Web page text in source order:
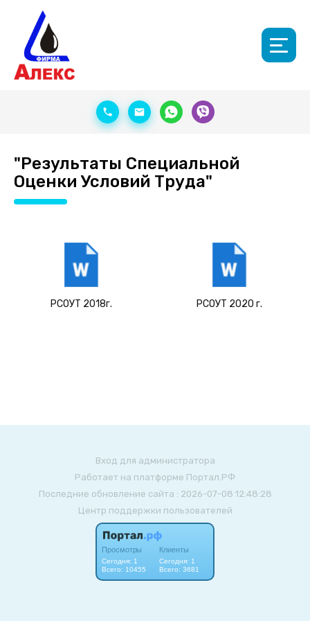
"Результаты Специальной
Оценки Условий Труда"
РСОУТ 2018г. РСОУТ 2020 г.
Вход для администратора
Работает на платформе Портал.РФ
Последние обновление сайта : 2026-07-08 12:48:28
Центр поддержки пользователей